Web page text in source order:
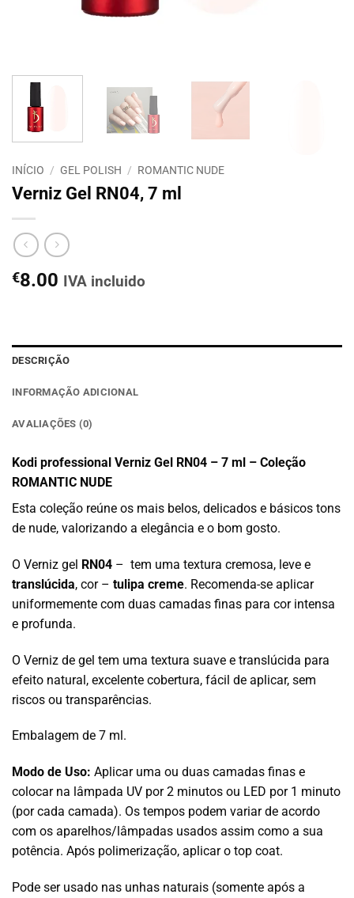
INÍCIO / GEL POLISH / ROMANTIC NUDE
Verniz Gel RN04, 7 ml
€8.00 IVA incluido
DESCRIÇÃO
INFORMAÇÃO ADICIONAL
AVALIAÇÕES (0)
Kodi professional Verniz Gel RN04 – 7 ml – Coleção
ROMANTIC NUDE
Esta coleção reúne os mais belos, delicados e básicos tons
de nude, valorizando a elegância e o bom gosto.
O Verniz gel RN04 – tem uma textura cremosa, leve e
translúcida, cor – tulipa creme. Recomenda-se aplicar
uniformemente com duas camadas finas para cor intensa
e profunda.
O Verniz de gel tem uma textura suave e translúcida para
efeito natural, excelente cobertura, fácil de aplicar, sem
riscos ou transparências.
Embalagem de 7 ml.
Modo de Uso: Aplicar uma ou duas camadas finas e
colocar na lâmpada UV por 2 minutos ou LED por 1 minuto
(por cada camada). Os tempos podem variar de acordo
com os aparelhos/lâmpadas usados assim como a sua
potência. Após polimerização, aplicar o top coat.
Pode ser usado nas unhas naturais (somente após a